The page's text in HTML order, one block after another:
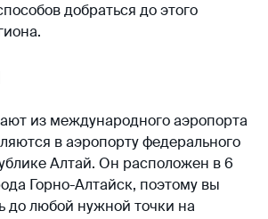
добраться до этого
из международного аэропорта
в аэропорту федерального
Алтай. Он расположен в 6
Горно-Алтайск, поэтому вы
до любой нужной точки на